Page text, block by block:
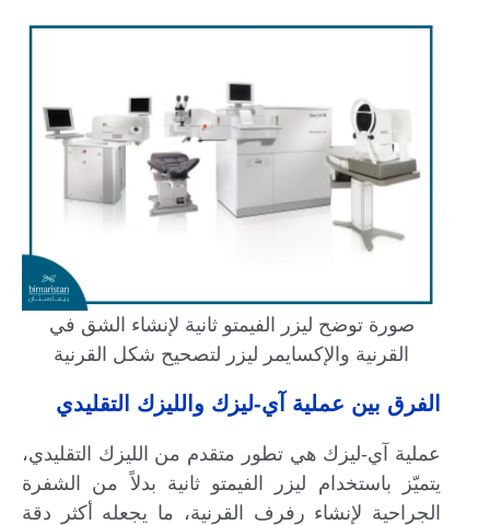
صورة توضح ليزر الفيمتو ثانية لإنشاء الشق في
القرنية والإكسايمر ليزر لتصحيح شكل القرنية
الفرق بين عملية آي-ليزك والليزك التقليدي
عملية آي-ليزك هي تطور متقدم من الليزك التقليدي،
يتميّز باستخدام ليزر الفيمتو ثانية بدلاً من الشفرة
الجراحية لإنشاء رفرف القرنية، ما يجعله أكثر دقة